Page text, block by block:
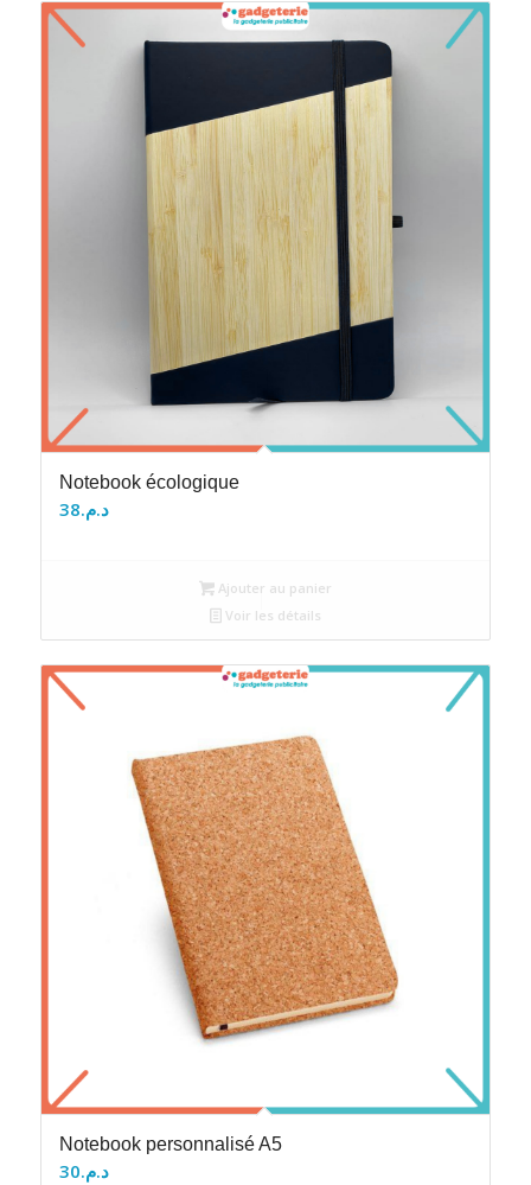
Notebook écologique
د.م.38
Ajouter au panier
Voir les détails
Notebook personnalisé A5
د.م.30